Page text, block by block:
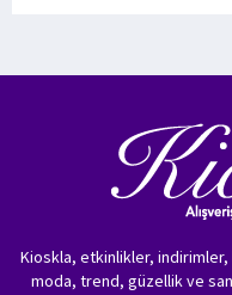
Kioskla, etkinlikler,
moda, trend, güzellik ve